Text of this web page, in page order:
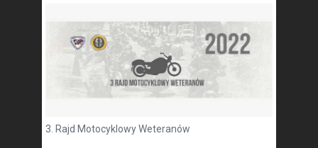
3. Rajd Motocyklowy Weteranów